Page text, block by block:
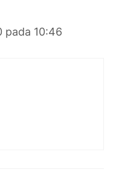
pada 10:46